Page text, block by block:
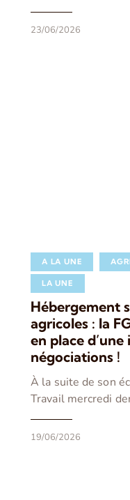
23/06/2026
A LA UNE
LA UNE
Hébergement
agricoles : la
en place
négociations !
À la suite de son
Travail mercredi
19/06/2026